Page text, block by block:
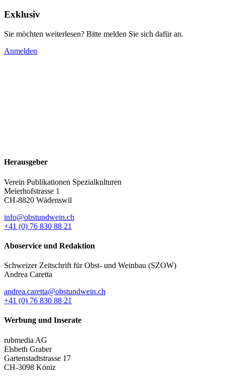
Exklusiv
Sie möchten weiterlesen? Bitte melden Sie sich dafür an.
Anmelden
Herausgeber
Verein Publikationen Spezialkulturen
Meierhofstrasse 1
CH-8820 Wädenswil
info@obstundwein.ch
+41 (0) 76 830 88 21
Aboservice und Redaktion
Schweizer Zeitschrift für Obst- und Weinbau (SZOW)
Andrea Caretta
andrea.caretta@obstundwein.ch
+41 (0) 76 830 88 21
Werbung und Inserate
rubmedia AG
Elsbeth Graber
Gartenstadtstrasse 17
CH-3098 Köniz